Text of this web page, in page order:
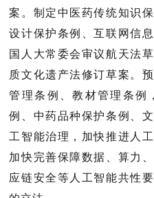
案。制定中医药传统知识
设计保护条例、互联网信
国人大常委会审议航天法
质文化遗产法修订草案。
管理条例、教材管理条例
例、中药品种保护条例、
工智能治理，加快推进人
加快完善保障数据、算力
应链安全等人工智能共性